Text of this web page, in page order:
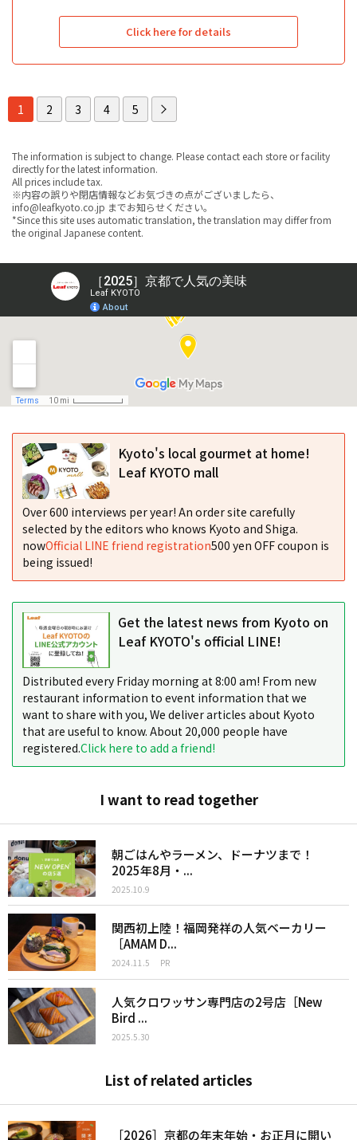
Click here for details
1 2 3 4 5
The information is subject to change. Please contact each store or facility
directly for the latest information.
All prices include tax.
※内容の誤りや閉店情報などお気づきの点がございましたら、
info@leafkyoto.co.jp までお知らせください。
*Since this site uses automatic translation, the translation may differ from
the original Japanese content.
Kyoto's local gourmet at home!
Leaf KYOTO mall
Over 600 interviews per year! An order site carefully
selected by the editors who knows Kyoto and Shiga.
nowOfficial LINE friend registration500 yen OFF coupon is
being issued!
Get the latest news from Kyoto on
Leaf KYOTO's official LINE!
Distributed every Friday morning at 8:00 am! From new
restaurant information to event information that we
want to share with you, We deliver articles about Kyoto
that are useful to know. About 20,000 people have
registered.Click here to add a friend!
I want to read together
朝ごはんやラーメン、ドーナツまで！
2025年8月・...
2025.10.9
関西初上陸！福岡発祥の人気ベーカリー
［AMAM D...
2024.11.5 PR
人気クロワッサン専門店の2号店［New
Bird ...
2025.5.30
List of related articles
［2026］京都の年末年始・お正月に開い